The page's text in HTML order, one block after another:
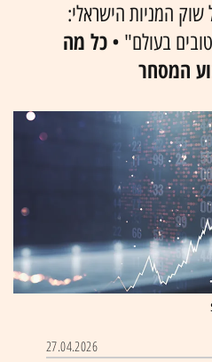
המניות הישראלי:
בעולם" • כל מה
המסחר
27.04.2026